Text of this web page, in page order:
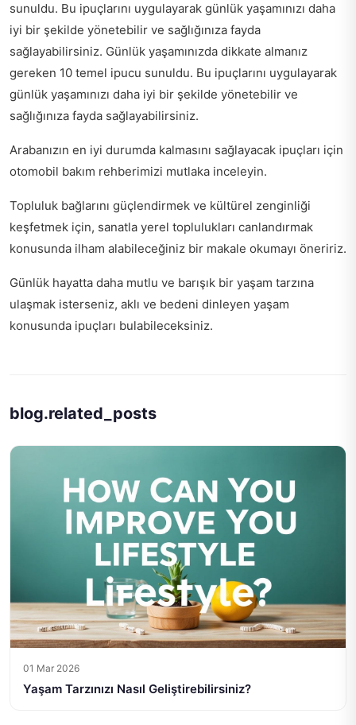
sunuldu. Bu ipuçlarını uygulayarak günlük yaşamınızı daha
iyi bir şekilde yönetebilir ve sağlığınıza fayda
sağlayabilirsiniz. Günlük yaşamınızda dikkate almanız
gereken 10 temel ipucu sunuldu. Bu ipuçlarını uygulayarak
günlük yaşamınızı daha iyi bir şekilde yönetebilir ve
sağlığınıza fayda sağlayabilirsiniz.
Arabanızın en iyi durumda kalmasını sağlayacak ipuçları için
otomobil bakım rehberimizi mutlaka inceleyin.
Topluluk bağlarını güçlendirmek ve kültürel zenginliği
keşfetmek için, sanatla yerel toplulukları canlandırmak
konusunda ilham alabileceğiniz bir makale okumayı öneririz.
Günlük hayatta daha mutlu ve barışık bir yaşam tarzına
ulaşmak isterseniz, aklı ve bedeni dinleyen yaşam
konusunda ipuçları bulabileceksiniz.
blog.related_posts
01 Mar 2026
Yaşam Tarzınızı Nasıl Geliştirebilirsiniz?